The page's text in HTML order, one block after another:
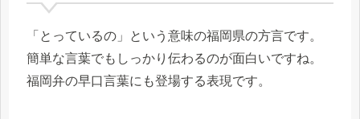
「とっているの」という意味の福岡県の方言です。
簡単な言葉でもしっかり伝わるのが面白いですね。
福岡弁の早口言葉にも登場する表現です。